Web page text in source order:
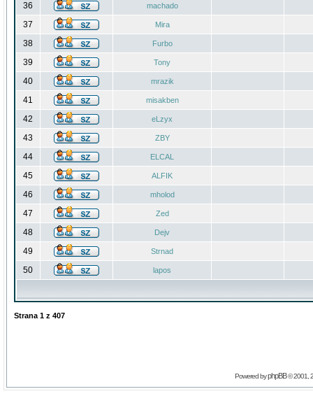
36 machado
37 Mira
38 Furbo
39 Tony
40 mrazik
41 misakben
42 eLzyx
43 ZBY
44 ELCAL
45 ALFIK
46 mholod
47 Zed
48 Dejv
49 Strnad
50 lapos
Strana 1 z 407
Powered byphpBB© 2001,